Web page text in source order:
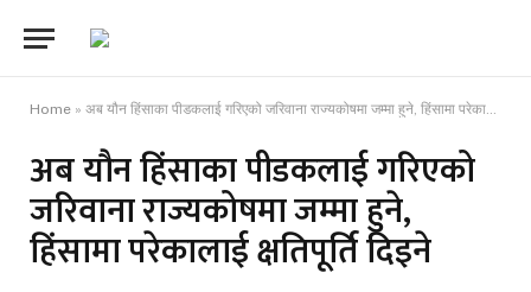
Home » अब यौन हिंसाका पीडकलाई गरिएको जरिवाना राज्यकोषमा जम्मा हुने, हिंसामा परेकालाई क्षतिपूर्ति दिइने
अब यौन हिंसाका पीडकलाई गरिएको
जरिवाना राज्यकोषमा जम्मा हुने,
हिंसामा परेकालाई क्षतिपूर्ति दिइने